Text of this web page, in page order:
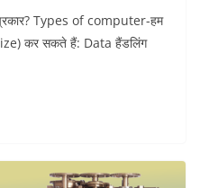
Types of computer-हम
कर सकते हैं: Data हैंडलिंग